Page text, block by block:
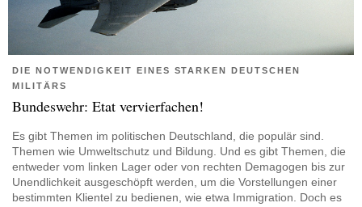
DIE NOTWENDIGKEIT EINES STARKEN DEUTSCHEN
MILITÄRS
Bundeswehr: Etat vervierfachen!
Es gibt Themen im politischen Deutschland, die populär sind.
Themen wie Umweltschutz und Bildung. Und es gibt Themen, die
entweder vom linken Lager oder von rechten Demagogen bis zur
Unendlichkeit ausgeschöpft werden, um die Vorstellungen einer
bestimmten Klientel zu bedienen, wie etwa Immigration. Doch es